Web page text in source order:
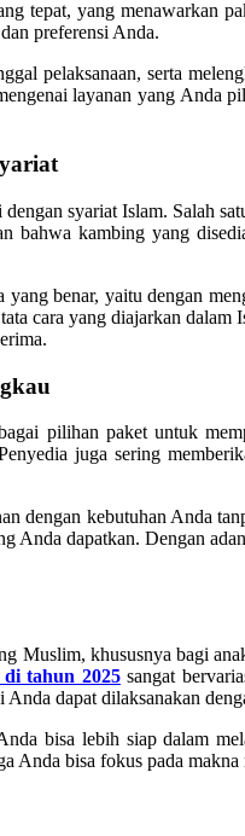
tepat, yang menawarkan
preferensi Anda.
pelaksanaan, serta
layanan yang Anda
syariat Islam. Salah
bahwa kambing yang
benar, yaitu dengan
cara yang diajarkan
pilihan paket untuk
juga sering
dengan kebutuhan Anda
Anda dapatkan. Dengan
Muslim, khususnya bagi
tahun 2025sangat
dapat dilaksanakan
bisa lebih siap dalam
Anda bisa fokus pada